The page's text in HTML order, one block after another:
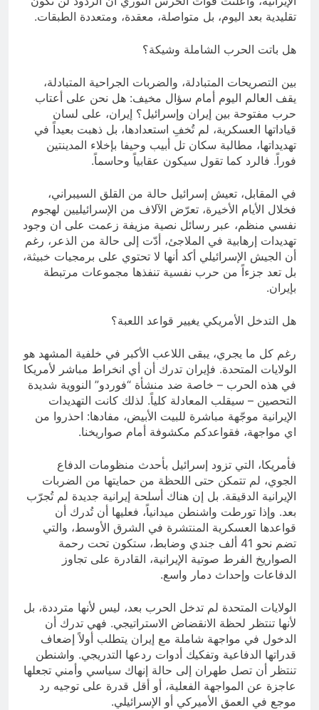
تقليدية بعد اليوم، بل متواصلة، معقدة، ومتعددة الطبقات.
هل باتت الحرب الشاملة وشيكة؟
بين التصريحات المتبادلة، والضربات الجراحية المتبادلة،
يقف العالم اليوم أمام سؤال مخيف: هل نحن على أعتاب
حرب مفتوحة بين إيران وإسرائيل؟ إيران، على لسان
قياداتها العسكرية، لم تُخفِ استعدادها، بل ذهبت بعيداً في
تهديداتها، مطالبة سكان تل أبيب وحيفا بإخلاء المدينتين
فوراً. فالرد كما تقول سيكون عقابياً وحاسماً.
في المقابل، تعيش إسرائيل حالة من القلق السيبراني،
فخلال الأيام الأخيرة، تعرّض الآلاف من الإسرائيليين لهجوم
نفسي منظم، عبر رسائل نصية مزيفة زعمت على ان وجود
تهديدات إرهابية في الملاجئ، أدّت إلى حالة من الذعر، رغم
أن الجيش الإسرائيلي أكد أنها لا تحتوي على برمجيات خبيثة،
بل تعد جزءاً من حرب نفسية تنفذها مجموعات مرتبطة
بإيران.
هل التدخل الأمريكي يغيير قواعد اللعبة؟
رغم كل ما يجري، يبقى اللاعب الأكبر في خلفية المشهد هو
الولايات المتحدة. فإيران تدرك أن أي انخراط مباشر لأمريكا
في هذه الحرب – خاصة ضد منشأة “فوردو” النووية شديدة
التحصين – سيقلب المعادلة كلياً. لذلك كانت التهديدات
الإيرانية موجّهة مباشرة للبيت الأبيض، مفادها: احذروا من
اي مواجهة، فقواعدكم مكشوفة أمام صواريخنا.
فأمريكا، التي تزود إسرائيل بأحدث منظومات الدفاع
الجوي، لم تتمكن حتى اللحظة من حمايتها من الضربات
الإيرانية الدقيقة. بل إن هناك أسلحة إيرانية جديدة لم تُجرّب
بعد. وإذا تورطت واشنطن ميدانياً، فعليها أن تُدرك أن
قواعدها العسكرية المنتشرة في الشرق الأوسط، والتي
تضم نحو 41 ألف جندي وضابط، ستكون تحت رحمة
الصواريخ الفرط صوتية الإيرانية، القادرة على تجاوز
الدفاعات وإحداث دمار واسع.
الولايات المتحدة لم تدخل الحرب بعد، ليس لأنها مترددة، بل
لأنها تنتظر لحظة الانقضاض الاستراتيجي. فهي تدرك أن
الدخول في مواجهة شاملة مع إيران يتطلب أولاً إضعاف
قدراتها الدفاعية وتفكيك أدوات ردعها التدريجي. واشنطن
تنتظر أن تصل طهران إلى حالة إنهاك سياسي وأمني تجعلها
عاجزة عن المواجهة الفعلية، أو أقل قدرة على توجيه رد
موجع في العمق الأميركي أو الإسرائيلي.